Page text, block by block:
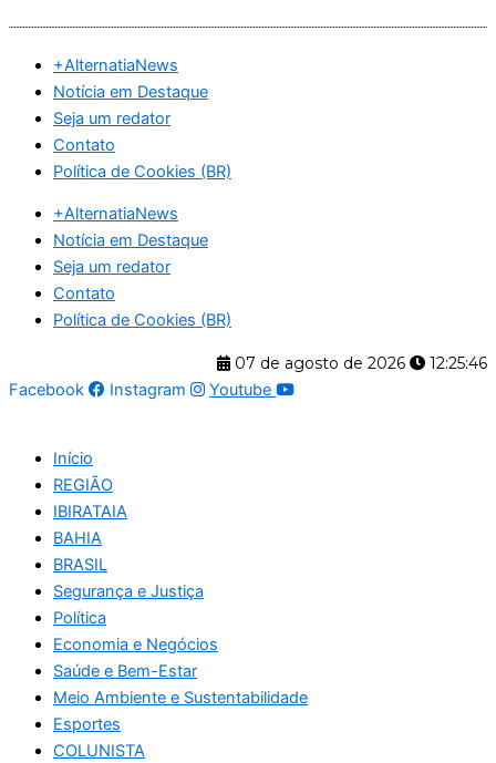
conteúdo
+AlternatiaNews
Notícia em Destaque
Seja um redator
Contato
Política de Cookies (BR)
+AlternatiaNews
Notícia em Destaque
Seja um redator
Contato
Política de Cookies (BR)
07 de agosto de 2026
12:25:46
Facebook
Instagram Youtube
Início
REGIÃO
IBIRATAIA
BAHIA
BRASIL
Segurança e Justiça
Política
Economia e Negócios
Saúde e Bem-Estar
Meio Ambiente e Sustentabilidade
Esportes
COLUNISTA